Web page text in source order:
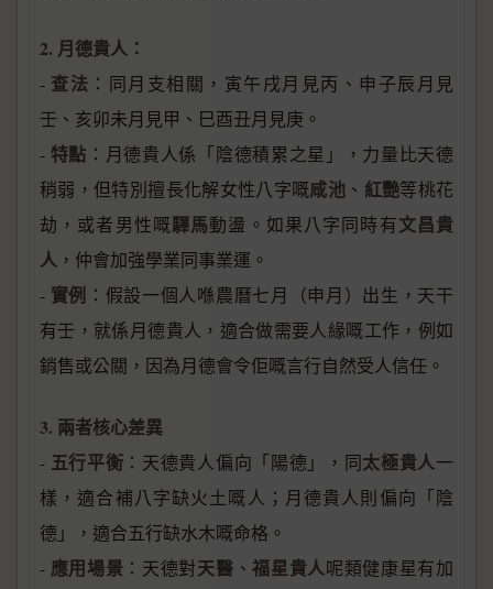
2. 月德貴人：
- 查法 ：同月支相關，寅午戌月見丙、申子辰月見
壬、亥卯未月見甲、巳酉丑月見庚。
- 特點 ：月德貴人係「陰德積累之星」，力量比天德
稍弱，但特別擅長化解女性八字嘅咸池 、 紅艷等桃花
劫，或者男性嘅驛馬動盪。如果八字同時有文昌貴
人 ，仲會加強學業同事業運。
- 實例 ：假設一個人喺農曆七月（申月）出生，天干
有壬，就係月德貴人，適合做需要人緣嘅工作，例如
銷售或公關，因為月德會令佢嘅言行自然受人信任。
3. 兩者核心差異
- 五行平衡 ：天德貴人偏向「陽德」，同太極貴人一
樣，適合補八字缺火土嘅人；月德貴人則偏向「陰
德」，適合五行缺水木嘅命格。
- 應用場景 ：天德對天醫 、福星貴人呢類健康星有加